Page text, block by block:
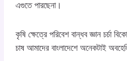
এগুতে পারছেনা।
কৃষি ক্ষেত্রে পরিবেশ বান্ধব জ্ঞান চর্চা
চাষ আমাদের বাংলাদেশে অনেকটাই